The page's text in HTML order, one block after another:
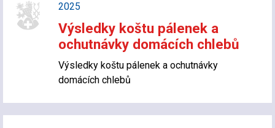
2025
Výsledky koštu pálenek a
ochutnávky domácích chlebů
Výsledky koštu pálenek a ochutnávky
domácích chlebů